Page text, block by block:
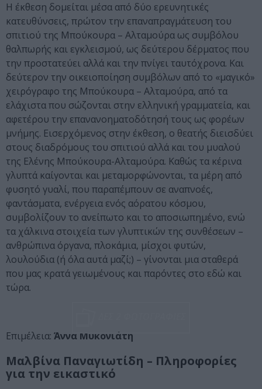
Η έκθεση δομείται μέσα από δύο ερευνητικές
κατευθύνσεις, πρώτον την επαναπραγμάτευση του
σπιτιού της Μπούκουρα – Αλταμούρα ως συμβόλου
θαλπωρής και εγκλεισμού, ως δεύτερου δέρματος που
την προστατεύει αλλά και την πνίγει ταυτόχρονα. Και
δεύτερον την οικειοποίηση συμβόλων από το «μαγικό»
χειρόγραφο της Μπούκουρα – Αλταμούρα, από τα
ελάχιστα που σώζονται στην ελληνική γραμματεία, και
αφετέρου την επανανοηματοδότησή τους ως φορέων
μνήμης. Εισερχόμενος στην έκθεση, ο θεατής διεισδύει
στους διαδρόμους του σπιτιού αλλά και του μυαλού
της Ελένης Μπούκουρα-Αλταμούρα. Καθώς τα κέρινα
γλυπτά καίγονται και μεταμορφώνονται, τα μέρη από
φυσητό γυαλί, που παραπέμπουν σε αναπνοές,
φαντάσματα, ενέργεια ενός αόρατου κόσμου,
συμβολίζουν το ανείπωτο και το αποσιωπημένο, ενώ
τα χάλκινα στοιχεία των γλυπτικών της συνθέσεων –
ανθρώπινα όργανα, πλοκάμια, μίσχοι φυτών,
λουλούδια (ή όλα αυτά μαζί;) – γίνονται μια σταθερά
που μας κρατά γειωμένους και παρόντες στο εδώ και
τώρα.
Επιμέλεια: Άννα Μυκονιάτη
Μαλβίνα Παναγιωτίδη – Πληροφορίες
για την εικαστικό